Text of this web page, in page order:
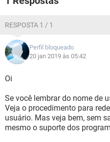
RESPOSTA 1 / 1
Perfil bloqueado
20 jan 2019 às 05:42
Oi
Se você lembrar do nome de
Veja o procedimento para
usuário. Mas veja bem, sem
mesmo o suporte dos